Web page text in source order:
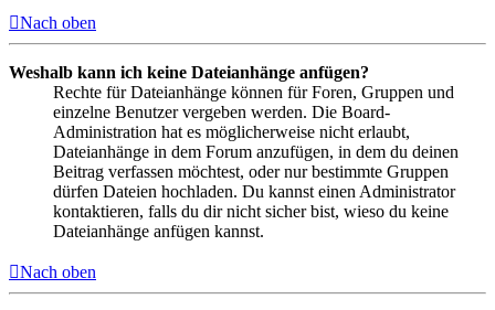
Nach oben
Weshalb kann ich keine Dateianhänge anfügen?
Rechte für Dateianhänge können für Foren, Gruppen und
einzelne Benutzer vergeben werden. Die Board-
Administration hat es möglicherweise nicht erlaubt,
Dateianhänge in dem Forum anzufügen, in dem du deinen
Beitrag verfassen möchtest, oder nur bestimmte Gruppen
dürfen Dateien hochladen. Du kannst einen Administrator
kontaktieren, falls du dir nicht sicher bist, wieso du keine
Dateianhänge anfügen kannst.
Nach oben